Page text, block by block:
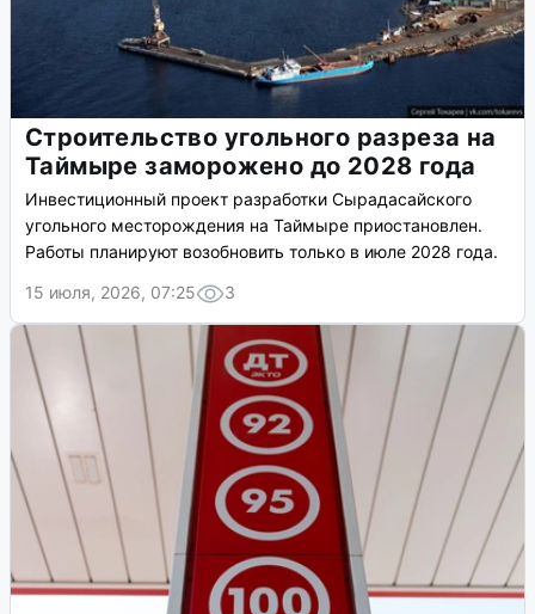
Строительство угольного разреза на
Таймыре заморожено до 2028 года
Инвестиционный проект разработки Сырадасайского
угольного месторождения на Таймыре приостановлен.
Работы планируют возобновить только в июле 2028 года.
15 июля, 2026, 07:25
3